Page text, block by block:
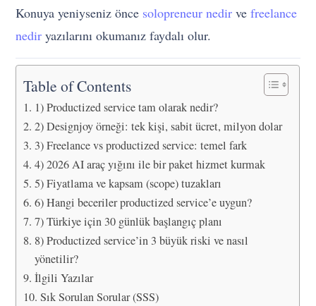
Konuya yeniyseniz önce solopreneur nedir vefreelance
nedir yazılarını okumanız faydalı olur.
Table of Contents
1) Productized service tam olarak nedir?
2) Designjoy örneği: tek kişi, sabit ücret, milyon dolar
3) Freelance vs productized service: temel fark
4) 2026 AI araç yığını ile bir paket hizmet kurmak
5) Fiyatlama ve kapsam (scope) tuzakları
6) Hangi beceriler productized service’e uygun?
7) Türkiye için 30 günlük başlangıç planı
8) Productized service’in 3 büyük riski ve nasıl
yönetilir?
İlgili Yazılar
Sık Sorulan Sorular (SSS)